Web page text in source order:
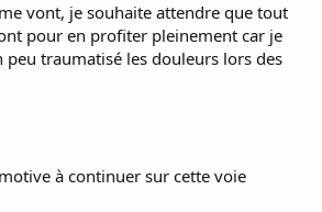
vont, je souhaite attendre que tout
pour en profiter pleinement car je
peu traumatisé les douleurs lors des
à continuer sur cette voie